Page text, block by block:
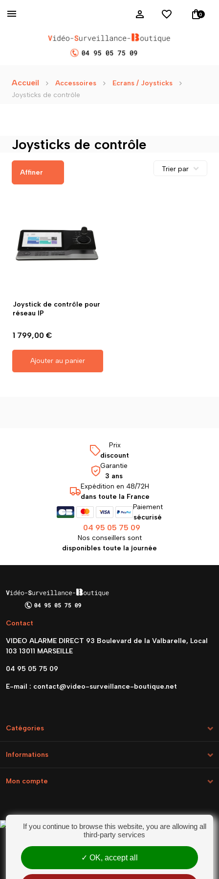
0
Accueil Accessoires
Ecrans / Joysticks
Joysticks de contrôle
Joysticks de contrôle
Affiner
Joystick de contrôle pour
réseau IP
1 799,00 €
Ajouter au panier
Prix
discount
Garantie
3 ans
Expédition en 48/72H
dans toute la France
Paiement
sécurisé
04 95 05 75 09
Nos conseillers sont
disponibles toute la journée
Contact
VIDEO ALARME DIRECT 93 Boulevard de la Valbarelle, Local
103 13011 MARSEILLE
04 95 05 75 09
E-mail : contact@video-surveillance-boutique.net
Catégories
Informations
Mon compte
Marchand approuvé par la Société des Avis
Garantis,cliquez ici pour vérifier
Conditions générales de vente
If you continue to browse this website, you are allowing all
third-party services
OK, accept all